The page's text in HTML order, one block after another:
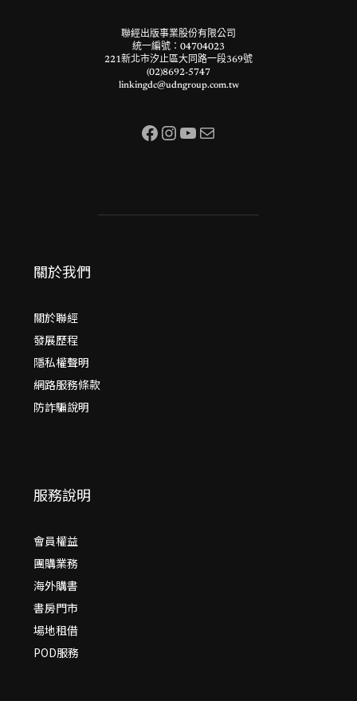
聯經出版事業股份有限公司
統一編號：04704023
221新北市汐止區大同路一段369號
(02)8692-5747
linkingdc@udngroup.com.tw
Facebook InstagramYouTube 電子郵件
關於我們
關於聯經
發展歷程
隱私權聲明
網路服務條款
防詐騙說明
服務說明
會員權益
團購業務
海外購書
書房門市
場地租借
POD服務